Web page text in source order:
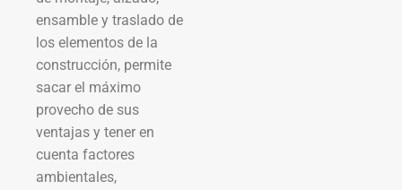
ensamble y traslado de
los elementos de la
construcción, permite
sacar el máximo
provecho de sus
ventajas y tener en
cuenta factores
ambientales,